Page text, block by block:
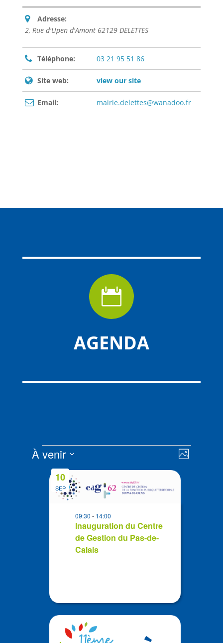
Adresse:
2, Rue d'Upen d'Amont 62129 DELETTES
Téléphone: 03 21 95 51 86
Site web: view our site
Email: mairie.delettes@wanadoo.fr

AGENDA
Évènements de
Photo
À venir
Sélectionnez
List
events
SEP
10
Inauguration du Centre
de Gestion du Pas-de-
Calais
09:30- 14:00